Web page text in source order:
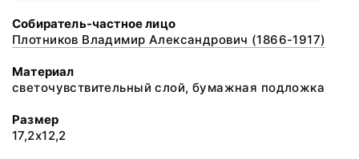
Собиратель-частное лицо
Плотников Владимир Александрович (1866-1917)
Материал
светочувствительный слой, бумажная подложка
Размер
17,2х12,2